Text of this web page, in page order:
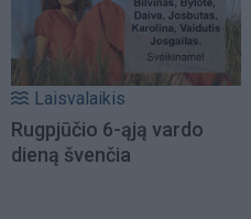
Laisvalaikis
Rugpjūčio 6-ąją vardo
dieną švenčia